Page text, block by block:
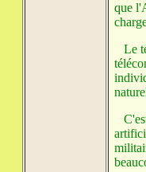
que
Le